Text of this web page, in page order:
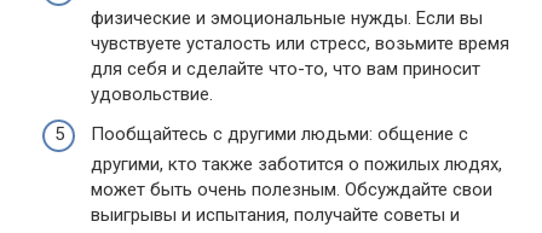
физические и эмоциональные нужды. Если вы
чувствуете усталость или стресс, возьмите время
для себя и сделайте что-то, что вам приносит
удовольствие.
Пообщайтесь с другими людьми: общение с
другими, кто также заботится о пожилых людях,
может быть очень полезным. Обсуждайте свои
выигрывы и испытания, получайте советы и